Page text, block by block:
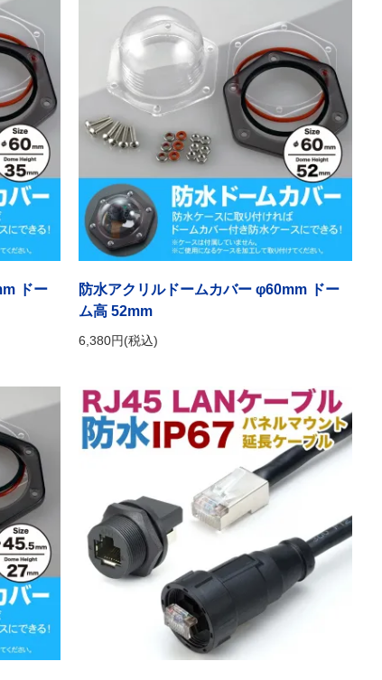
ドー
防水アクリルドームカバー φ60mm ドー
ム高 52mm
6,380円(税込)